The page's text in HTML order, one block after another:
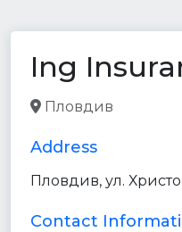
Ing
Пловдив
Address
Пловдив, ул. Христо
Contact